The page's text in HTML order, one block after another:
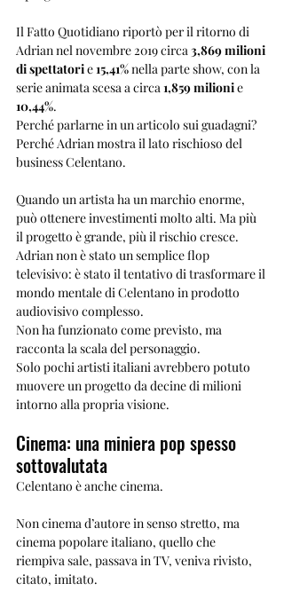
Il Fatto Quotidiano riportò per il ritorno di
Adrian nel novembre 2019 circa 3,869 milioni
di spettatori e 15,41% nella parte show, con la
serie animata scesa a circa 1,859 milioni e
10,44%.
Perché parlarne in un articolo sui guadagni?
Perché Adrian mostra il lato rischioso del
business Celentano.
Quando un artista ha un marchio enorme,
può ottenere investimenti molto alti. Ma più
il progetto è grande, più il rischio cresce.
Adrian non è stato un semplice flop
televisivo: è stato il tentativo di trasformare il
mondo mentale di Celentano in prodotto
audiovisivo complesso.
Non ha funzionato come previsto, ma
racconta la scala del personaggio.
Solo pochi artisti italiani avrebbero potuto
muovere un progetto da decine di milioni
intorno alla propria visione.
Cinema: una miniera pop spesso
sottovalutata
Celentano è anche cinema.
Non cinema d’autore in senso stretto, ma
cinema popolare italiano, quello che
riempiva sale, passava in TV, veniva rivisto,
citato, imitato.